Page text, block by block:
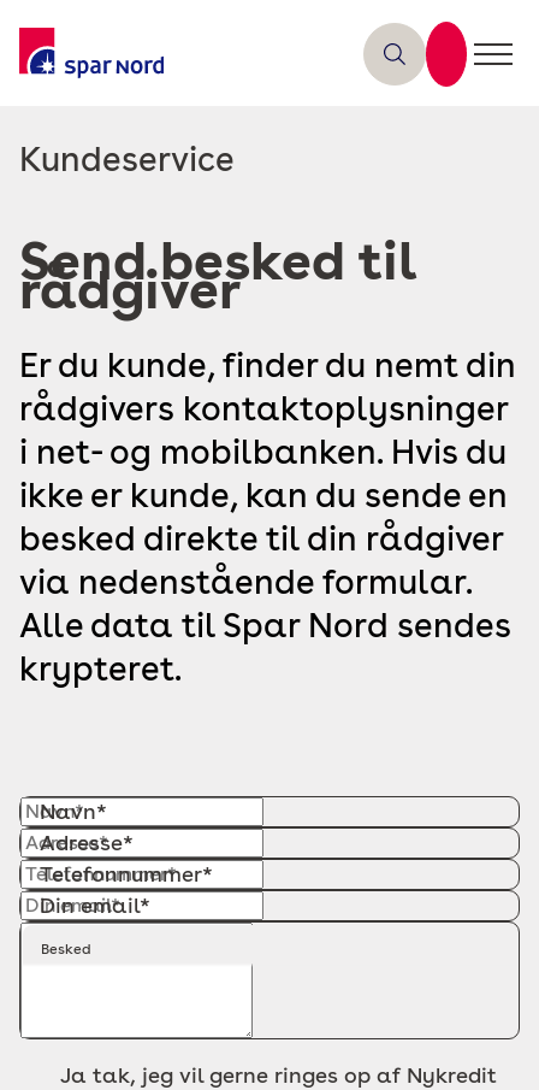
Læs
Kundeservice
Send besked til
rådgiver
Er du kunde, finder du nemt din
rådgivers kontaktoplysninger
i net- og mobilbanken. Hvis du
ikke er kunde, kan du sende en
besked direkte til din rådgiver
via nedenstående formular.
Alle data til Spar Nord sendes
krypteret.
Navn*
Adresse*
Telefonnummer*
Din email*
Besked
Ja tak, jeg vil gerne ringes op af Nykredit